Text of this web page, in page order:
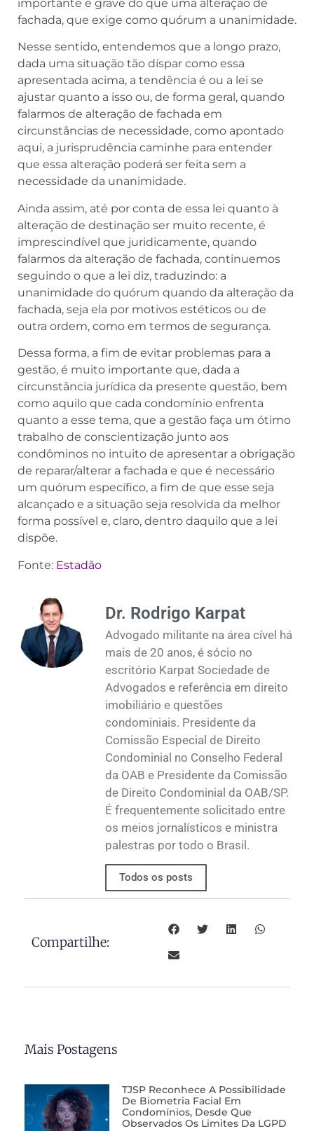
importante e grave do que uma alteração de
fachada, que exige como quórum a unanimidade.
Nesse sentido, entendemos que a longo prazo,
dada uma situação tão díspar como essa
apresentada acima, a tendência é ou a lei se
ajustar quanto a isso ou, de forma geral, quando
falarmos de alteração de fachada em
circunstâncias de necessidade, como apontado
aqui, a jurisprudência caminhe para entender
que essa alteração poderá ser feita sem a
necessidade da unanimidade.
Ainda assim, até por conta de essa lei quanto à
alteração de destinação ser muito recente, é
imprescindível que juridicamente, quando
falarmos da alteração de fachada, continuemos
seguindo o que a lei diz, traduzindo: a
unanimidade do quórum quando da alteração da
fachada, seja ela por motivos estéticos ou de
outra ordem, como em termos de segurança.
Dessa forma, a fim de evitar problemas para a
gestão, é muito importante que, dada a
circunstância jurídica da presente questão, bem
como aquilo que cada condomínio enfrenta
quanto a esse tema, que a gestão faça um ótimo
trabalho de conscientização junto aos
condôminos no intuito de apresentar a obrigação
de reparar/alterar a fachada e que é necessário
um quórum específico, a fim de que esse seja
alcançado e a situação seja resolvida da melhor
forma possível e, claro, dentro daquilo que a lei
dispõe.
Fonte: Estadão
Dr. Rodrigo Karpat
Advogado militante na área cível há
mais de 20 anos, é sócio no
escritório Karpat Sociedade de
Advogados e referência em direito
imobiliário e questões
condominiais. Presidente da
Comissão Especial de Direito
Condominial no Conselho Federal
da OAB e Presidente da Comissão
de Direito Condominial da OAB/SP.
É frequentemente solicitado entre
os meios jornalísticos e ministra
palestras por todo o Brasil.
Todos os posts
Compartilhe:
Mais Postagens
TJSP Reconhece A Possibilidade
De Biometria Facial Em
Condomínios, Desde Que
Observados Os Limites Da LGPD